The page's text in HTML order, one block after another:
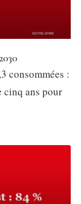
consommées :
cinq ans pour